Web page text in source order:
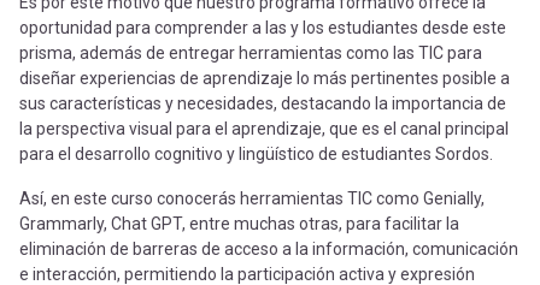
oportunidad para comprender a las y los estudiantes desde este
prisma, además de entregar herramientas como las TIC para
diseñar experiencias de aprendizaje lo más pertinentes posible a
sus características y necesidades, destacando la importancia de
la perspectiva visual para el aprendizaje, que es el canal principal
para el desarrollo cognitivo y lingüístico de estudiantes Sordos.
Así, en este curso conocerás herramientas TIC como Genially,
Grammarly, Chat GPT, entre muchas otras, para facilitar la
eliminación de barreras de acceso a la información, comunicación
e interacción, permitiendo la participación activa y expresión